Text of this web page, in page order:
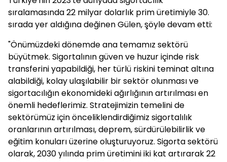
sıralamasında 22 milyar dolarlık prim üretimiyle 30.
sırada yer aldığına değinen Gülen, şöyle devam etti:
"Önümüzdeki dönemde ana temamız sektörü
büyütmek. Sigortalının güven ve huzur içinde risk
transferini yapabildiği, her türlü riskini teminat altına
alabildiği, kolay ulaşılabilir bir sektör olunması ve
sigortacılığın ekonomideki ağırlığının artırılması en
önemli hedeflerimiz. Stratejimizin temelini de
sektörümüz için önceliklendirdiğimiz sigortalılık
oranlarının artırılması, deprem, sürdürülebilirlik ve
eğitim konuları üzerine oluşturuyoruz. Sigorta sektörü
olarak, 2030 yılında prim üretimini iki kat artırarak 22